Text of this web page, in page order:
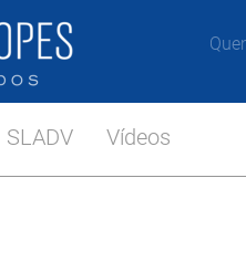
SLADV Vídeos